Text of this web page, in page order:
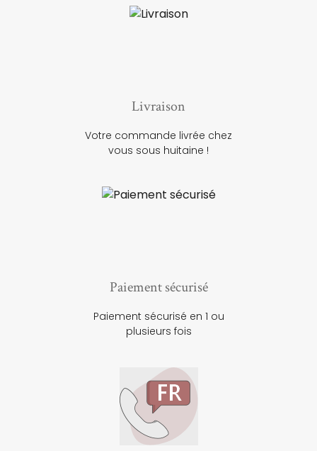
Livraison
Votre commande livrée chez
vous sous huitaine !
Paiement sécurisé
Paiement sécurisé en 1 ou
plusieurs fois